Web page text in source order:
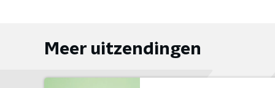
Meer uitzendingen